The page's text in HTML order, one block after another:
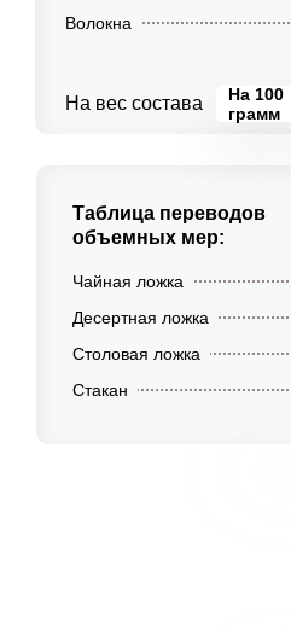
Волокна
На вес состава
На 100
грамм
Таблица переводов
объемных мер:
Чайная ложка
Десертная ложка
Столовая ложка
Стакан